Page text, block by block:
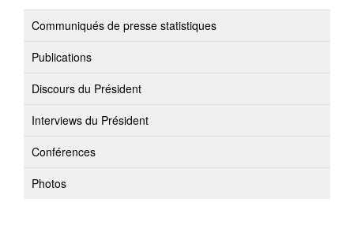
Communiqués de presse statistiques
Publications
Discours du Président
Interviews du Président
Conférences
Photos